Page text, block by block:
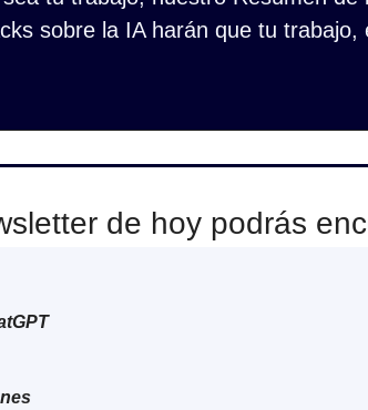
sobre la IA harán que tu
de hoy podrás